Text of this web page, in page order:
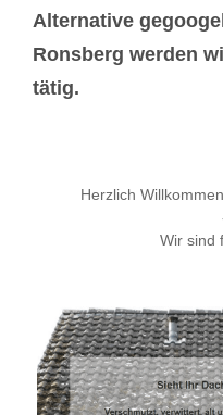
Alternative
Ronsberg werden
tätig.
Herzlich
Wir sind